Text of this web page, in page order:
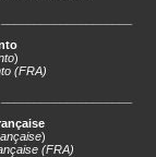
)
(FRA)
)
(FRA)